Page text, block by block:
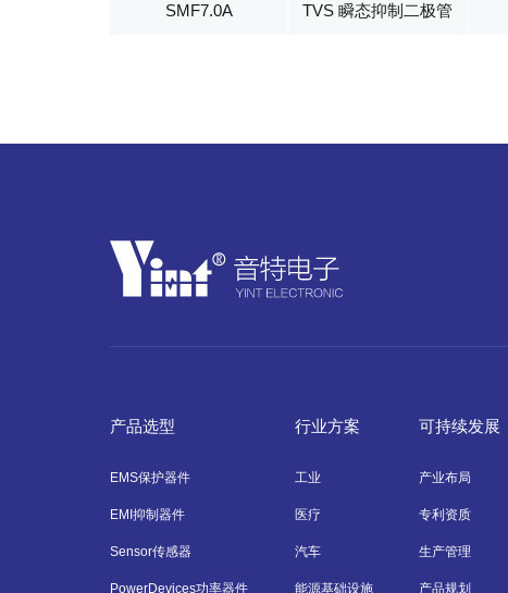
SMF7.0A TVS 瞬态抑制二极管
产品选型
EMS保护器件
EMI抑制器件
Sensor传感器
PowerDevices功率器件
行业方案
工业
医疗
汽车
能源基础设施
可持续发展
产业布局
专利资质
生产管理
产品规划